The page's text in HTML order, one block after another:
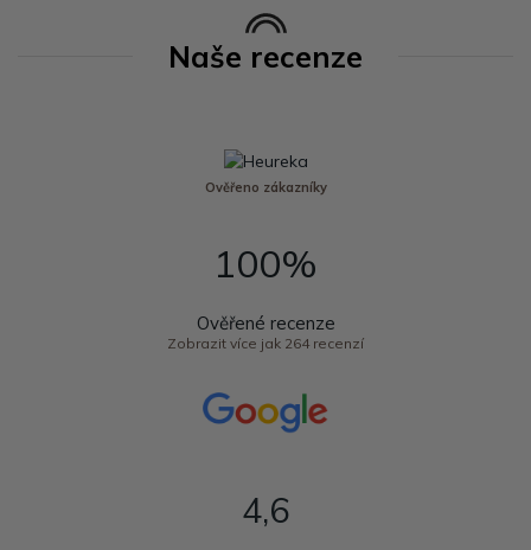
Naše recenze
Ověřeno zákazníky
100%
Ověřené recenze
Zobrazit více jak 264 recenzí
4,6